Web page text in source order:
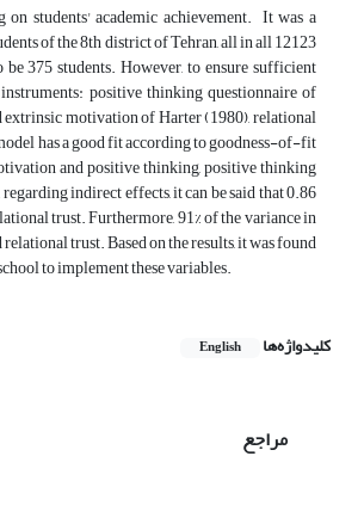
students' academic achievement. It was a
of the 8th district of Tehran, all in all 12123
375 students. However, to ensure sufficient
positive thinking questionnaire of
motivation of Harter (1980), relational
has a good fit according to goodness-of-fit
and positive thinking, positive thinking
indirect effects, it can be said that 0.86
trust. Furthermore, 91% of the variance in
trust. Based on the results, it was found
to implement these variables.
کلیدواژه‌ها English
مراجع